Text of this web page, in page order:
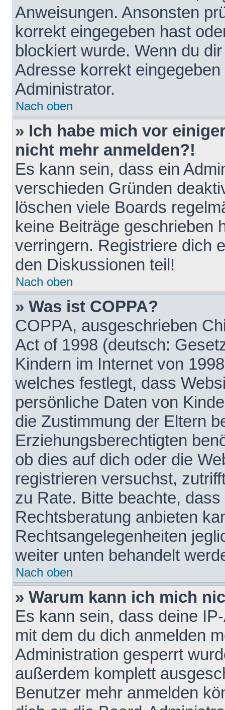
Anweisungen. Ansonsten
korrekt eingegeben hast
blockiert wurde. Wenn du
Adresse korrekt
Administrator.
Nach oben
» Ich habe mich vor
nicht mehr anmelden?!
Es kann sein, dass ein
verschieden Gründen
löschen viele Boards
keine Beiträge geschrieben
verringern. Registriere dich
den Diskussionen teil!
Nach oben
» Was ist COPPA?
COPPA, ausgeschrieben
Act of 1998 (deutsch:
Kindern im Internet von
welches festlegt, dass
persönliche Daten von
die Zustimmung der Eltern
Erziehungsberechtigten
ob dies auf dich oder die
registrieren versuchst,
zu Rate. Bitte beachte,
Rechtsberatung anbieten
Rechtsangelegenheiten
weiter unten behandelt
Nach oben
» Warum kann ich mich
Es kann sein, dass deine
mit dem du dich anmelden
Administration gesperrt
außerdem komplett
Benutzer mehr anmelden